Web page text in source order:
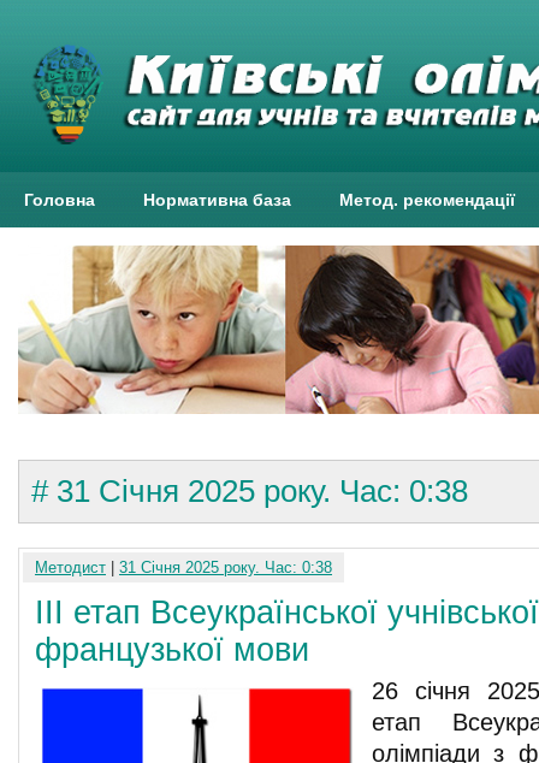
Головна Нормативна база Метод. рекомендації
# 31 Січня 2025 року. Час: 0:38
Методист 31 Січня 2025 року. Час: 0:38
III етап Всеукраїнської
французької мови
26 січня
етап
олімпіади з